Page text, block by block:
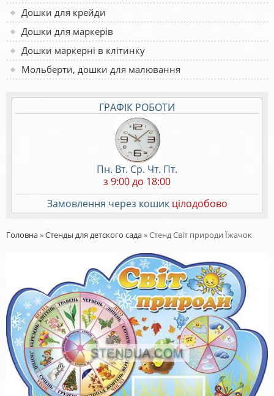
Дошки для крейди
Дошки для маркерів
Дошки маркерні в клітинку
Мольберти, дошки для малювання
ГРАФІК РОБОТИ
Пн. Вт. Ср. Чт. Пт.
з 9:00 до 18:00
Замовлення через кошик цілодобово
Головна»Стенды для детского сада»Стенд Світ природи Їжачок